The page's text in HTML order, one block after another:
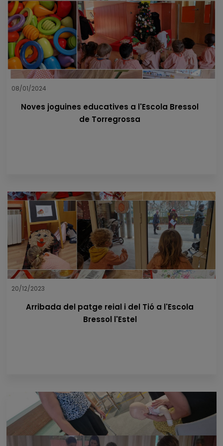
08/01/2024
Noves joguines educatives a l'Escola Bressol
de Torregrossa
20/12/2023
Arribada del patge reial i del Tió a l'Escola
Bressol l'Estel